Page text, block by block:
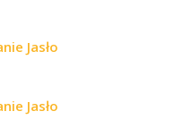
Jasło
Jasło